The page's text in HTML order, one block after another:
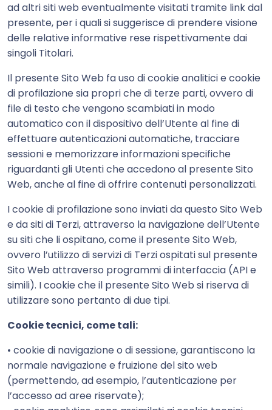
ad altri siti web eventualmente visitati tramite link dal
presente, per i quali si suggerisce di prendere visione
delle relative informative rese rispettivamente dai
singoli Titolari.
Il presente Sito Web fa uso di cookie analitici e cookie
di profilazione sia propri che di terze parti, ovvero di
file di testo che vengono scambiati in modo
automatico con il dispositivo dell’Utente al fine di
effettuare autenticazioni automatiche, tracciare
sessioni e memorizzare informazioni specifiche
riguardanti gli Utenti che accedono al presente Sito
Web, anche al fine di offrire contenuti personalizzati.
I cookie di profilazione sono inviati da questo Sito Web
e da siti di Terzi, attraverso la navigazione dell’Utente
su siti che li ospitano, come il presente Sito Web,
ovvero l’utilizzo di servizi di Terzi ospitati sul presente
Sito Web attraverso programmi di interfaccia (API e
simili). I cookie che il presente Sito Web si riserva di
utilizzare sono pertanto di due tipi.
Cookie tecnici, come tali:
• cookie di navigazione o di sessione, garantiscono la
normale navigazione e fruizione del sito web
(permettendo, ad esempio, l’autenticazione per
l’accesso ad aree riservate);